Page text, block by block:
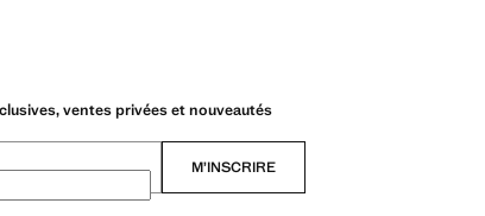
ventes privées et nouveautés
M’INSCRIRE